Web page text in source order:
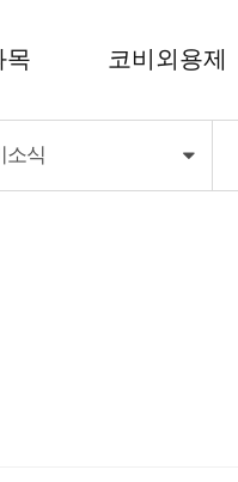
목 코비외용제
코비외용제
소식